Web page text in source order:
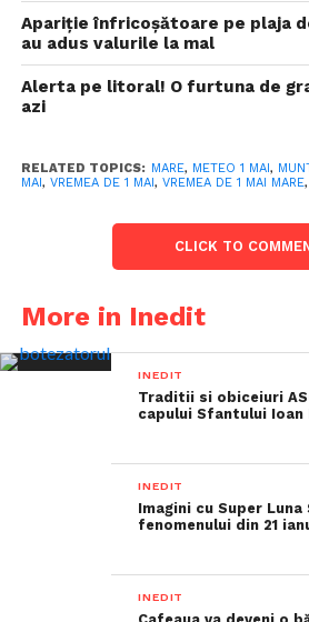
Apariție înfricoșătoare pe plaja
au adus valurile la mal
Alerta pe litoral! O furtuna de
azi
RELATED TOPICS: MARE, METEO 1 MAI,
MAI, VREMEA DE 1 MAI, VREMEA DE 1 MAI MARE,
CLICK TO
More in Inedit
INEDIT
Traditii si obiceiuri
capului Sfantului
INEDIT
Imagini cu Super
fenomenului din 21
INEDIT